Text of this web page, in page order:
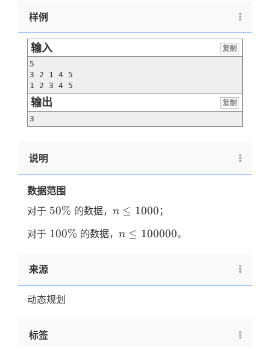
样例
输入
复制
5
3 2 1 4 5
1 2 3 4 5
输出
复制
3
说明
数据范围
对于 50\%
50% 的数据， n≤1000
n ≤ 1000 ；
对于 100\%
100% 的数据， n≤100000
n ≤ 100000。
来源
动态规划
标签